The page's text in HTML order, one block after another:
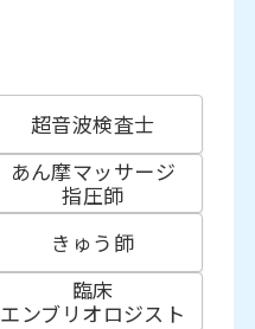
超音波検査士
あん摩マッサージ
指圧師
きゅう師
臨床
エンブリオロジスト